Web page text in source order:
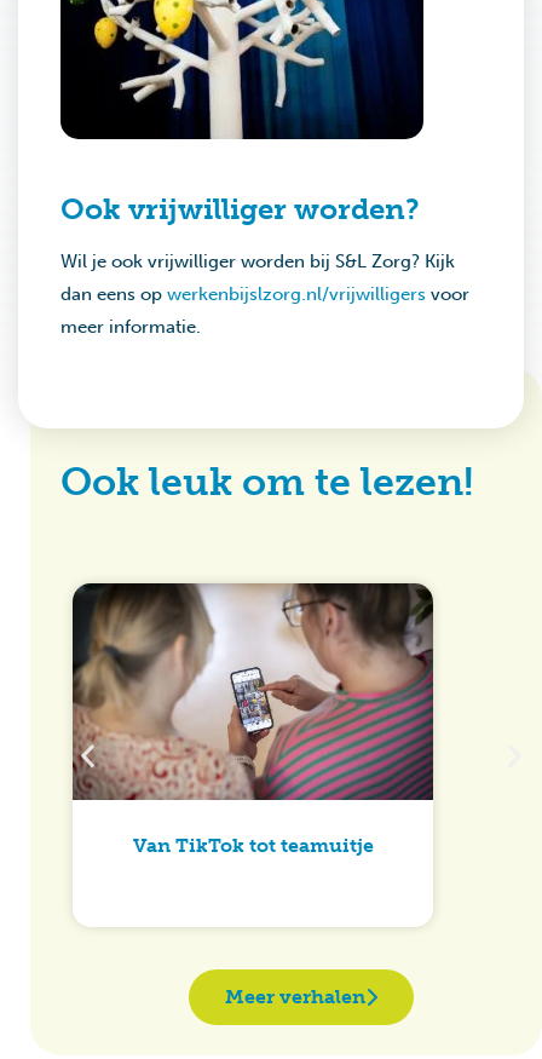
Ook vrijwilliger worden?
Wil je ook vrijwilliger worden bij S&L Zorg? Kijk
dan eens op werkenbijslzorg.nl/vrijwilligers voor
meer informatie.
Ook leuk om te lezen!
Van TikTok tot teamuitje
Meer verhalen